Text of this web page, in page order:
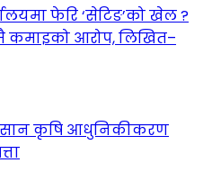
फेरि ‘सेटिङ’को खेल ?
कमाइको आरोप, लिखित–
कृषि आधुनिकीकरण